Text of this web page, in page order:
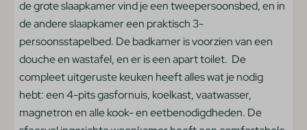
Slaapkamer
Stapelbed
Twee eenpersoonsbedden
Algemeen
de grote slaapkamer vind je een tweepersoonsbed, en in
de andere slaapkamer een praktisch 3-
persoonsstapelbed. De badkamer is voorzien van een
douche en wastafel, en er is een apart toilet. De
compleet uitgeruste keuken heeft alles wat je nodig
hebt: een 4-pits gasfornuis, koelkast, vaatwasser,
magnetron en alle kook- en eetbenodigdheden. De